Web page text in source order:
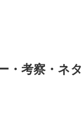
・考察・ネ